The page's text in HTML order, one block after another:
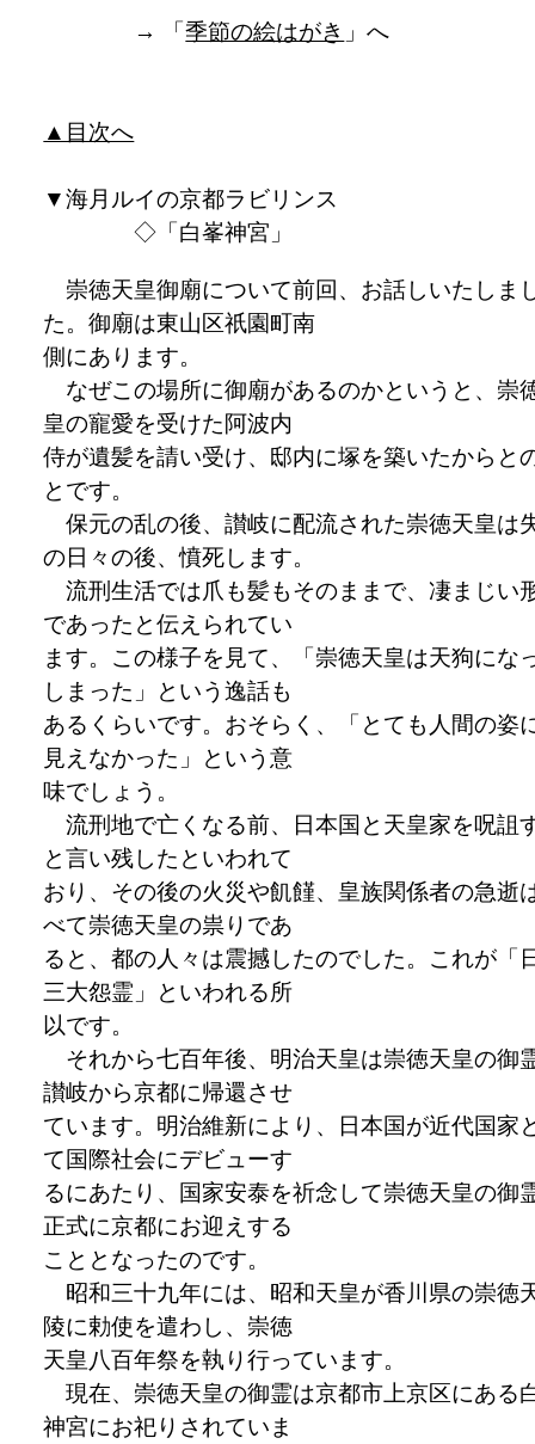
→ 「季節の絵はがき 」へ
▲目次へ
▼海月ルイの京都ラビリンス
◇「白峯神宮」
崇徳天皇御廟について前回、お話しいたしま
た。御廟は東山区祇園町南
側にあります。
なぜこの場所に御廟があるのかというと、崇
皇の寵愛を受けた阿波内
侍が遺髪を請い受け、邸内に塚を築いたからと
とです。
保元の乱の後、讃岐に配流された崇徳天皇は
の日々の後、憤死します。
流刑生活では爪も髪もそのままで、凄まじい
であったと伝えられてい
ます。この様子を見て、「崇徳天皇は天狗にな
しまった」という逸話も
あるくらいです。おそらく、「とても人間の姿
見えなかった」という意
味でしょう。
流刑地で亡くなる前、日本国と天皇家を呪詛
と言い残したといわれて
おり、その後の火災や飢饉、皇族関係者の急逝
べて崇徳天皇の祟りであ
ると、都の人々は震撼したのでした。これが「
三大怨霊」といわれる所
以です。
それから七百年後、明治天皇は崇徳天皇の御
讃岐から京都に帰還させ
ています。明治維新により、日本国が近代国家
て国際社会にデビューす
るにあたり、国家安泰を祈念して崇徳天皇の御
正式に京都にお迎えする
こととなったのです。
昭和三十九年には、昭和天皇が香川県の崇徳
陵に勅使を遣わし、崇徳
天皇八百年祭を執り行っています。
現在、崇徳天皇の御霊は京都市上京区にある
神宮にお祀りされていま